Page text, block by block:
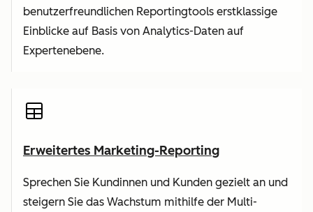
benutzerfreundlichen Reportingtools erstklassige
Einblicke auf Basis von Analytics-Daten auf
Expertenebene.
Erweitertes Marketing-Reporting
Sprechen Sie Kundinnen und Kunden gezielt an und
steigern Sie das Wachstum mithilfe der Multi-